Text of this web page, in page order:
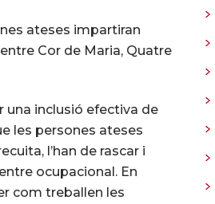
ateses impartiran
Cor de Maria, Quatre
una inclusió efectiva de
les persones ateses
l’han de rascar i
ocupacional. En
com treballen les